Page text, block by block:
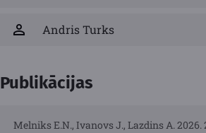
Andris Turks
Publikācijas
Melniks E.N., Ivanovs J., Lazdins A.